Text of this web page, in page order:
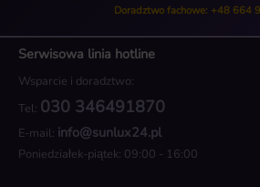
Doradztwo fachowe: +48 664
Serwisowa linia hotline
Wsparcie i doradztwo:
Tel: 030 346491870
E-mail: info@sunlux24.pl
Poniedziałek-piątek: 09:00 - 16:00